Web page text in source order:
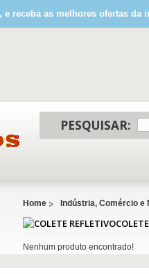
e receba as melhores ofertas da
PESQUISAR:
Home Indústria, Comércio e
Nenhum produto encontrado!